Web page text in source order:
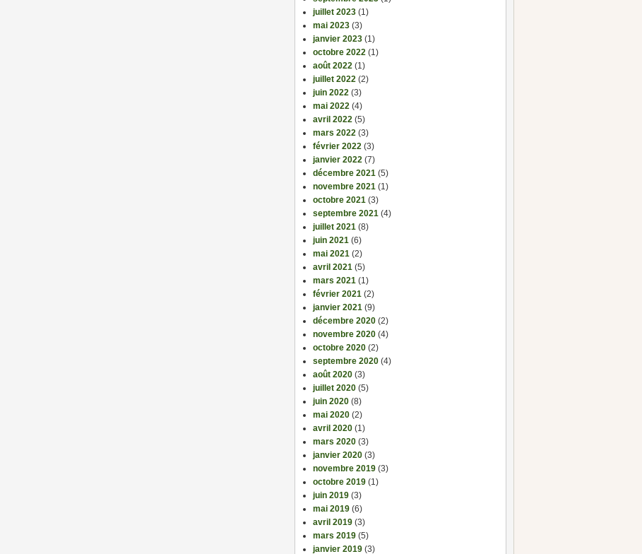
juillet 2023 (1)
mai 2023 (3)
janvier 2023 (1)
octobre 2022 (1)
août 2022 (1)
juillet 2022 (2)
juin 2022 (3)
mai 2022 (4)
avril 2022 (5)
mars 2022 (3)
février 2022 (3)
janvier 2022 (7)
décembre 2021 (5)
novembre 2021 (1)
octobre 2021 (3)
septembre 2021 (4)
juillet 2021 (8)
juin 2021 (6)
mai 2021 (2)
avril 2021 (5)
mars 2021 (1)
février 2021 (2)
janvier 2021 (9)
décembre 2020 (2)
novembre 2020 (4)
octobre 2020 (2)
septembre 2020 (4)
août 2020 (3)
juillet 2020 (5)
juin 2020 (8)
mai 2020 (2)
avril 2020 (1)
mars 2020 (3)
janvier 2020 (3)
novembre 2019 (3)
octobre 2019 (1)
juin 2019 (3)
mai 2019 (6)
avril 2019 (3)
mars 2019 (5)
janvier 2019 (3)